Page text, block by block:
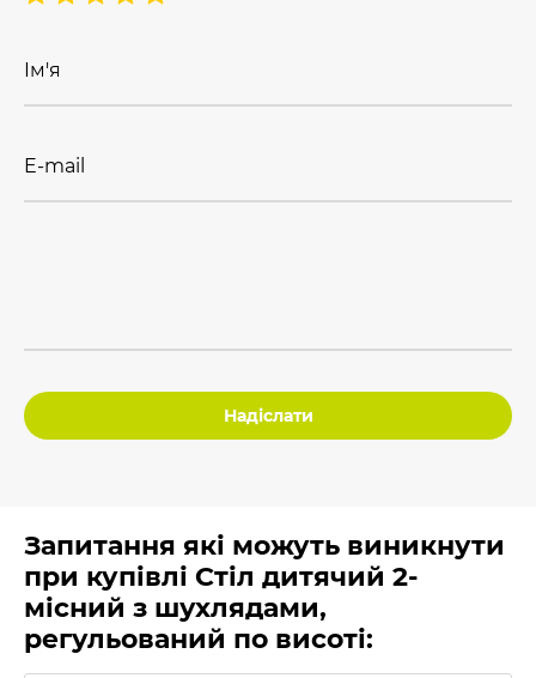
Ім'я
E-mail
Надіслати
Запитання які можуть виникнути
при купівлі Стіл дитячий 2-
місний з шухлядами,
регульований по висоті: